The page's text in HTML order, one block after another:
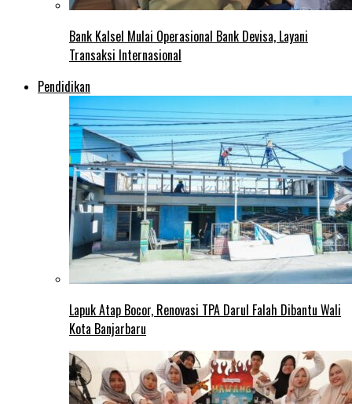
Bank Kalsel Mulai Operasional Bank Devisa, Layani
Transaksi Internasional
Pendidikan
Lapuk Atap Bocor, Renovasi TPA Darul Falah Dibantu Wali
Kota Banjarbaru